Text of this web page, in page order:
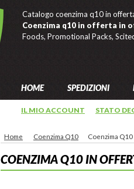
Catalogo coenzima q10 in
Coenzima q10 in offerta in
Foods, Promotional Packs,
HOME SPEDIZIONI
IL MIO ACCOUNT STATO
Home Coenzima Q10 Coenzima
COENZIMA Q10 IN